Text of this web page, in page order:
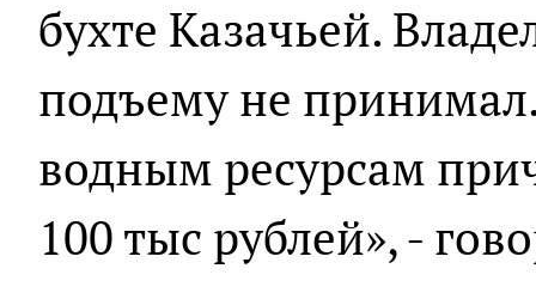
бухте Казачьей.
подъему не
водным ресурсам
100 тыс рублей», -